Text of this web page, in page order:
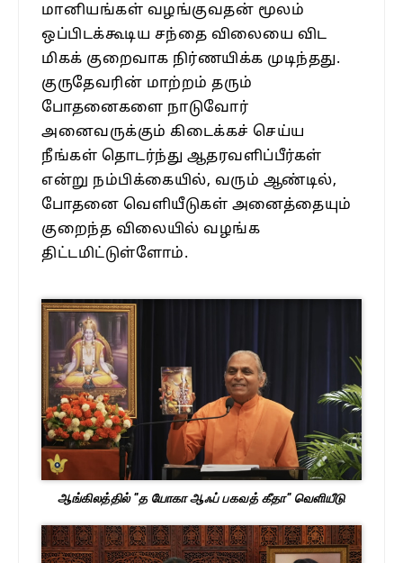
மானியங்கள் வழங்குவதன் மூலம்
ஒப்பிடக்கூடிய சந்தை விலையை விட
மிகக் குறைவாக நிர்ணயிக்க முடிந்தது.
குருதேவரின் மாற்றம் தரும்
போதனைகளை நாடுவோர்
அனைவருக்கும் கிடைக்கச் செய்ய
நீங்கள் தொடர்ந்து ஆதரவளிப்பீர்கள்
என்று நம்பிக்கையில், வரும் ஆண்டில்,
போதனை வெளியீடுகள் அனைத்தையும்
குறைந்த விலையில் வழங்க
திட்டமிட்டுள்ளோம்.
ஆங்கிலத்தில் "த யோகா ஆஃப் பகவத் கீதா" வெளியீடு